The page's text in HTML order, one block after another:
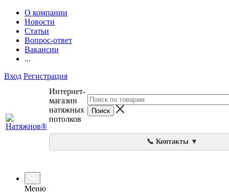
О компании
Новости
Статьи
Вопрос-ответ
Вакансии
...
Вход Регистрация
Интернет-
магазин
натяжных
потолков
📞 Контакты ▼
Меню